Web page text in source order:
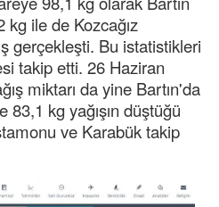
kg ile de Kozcağız
gerçekleşti. Bu istatistikleri
takip etti. 26 Haziran
miktarı da yine Bartın'da
kg yağışın düştüğü
ve Karabük takip